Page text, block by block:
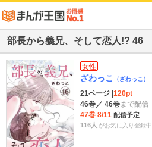
部長から義兄、そして恋人!? 46
女性
ざわっこ （ざわっこ）
21ページ 120pt
46巻／ 46巻まで配信
47巻 8/11 配信予定
116人 がお気に入り登録中